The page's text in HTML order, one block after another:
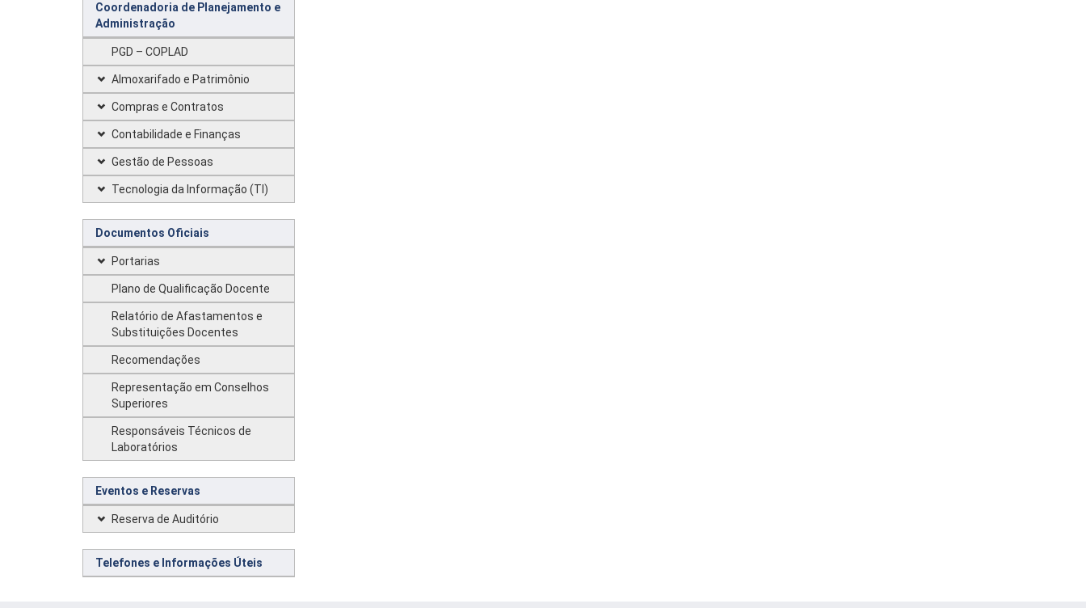
Coordenadoria de Planejamento e
Administração
PGD – COPLAD
Almoxarifado e Patrimônio
Compras e Contratos
Contabilidade e Finanças
Gestão de Pessoas
Tecnologia da Informação (TI)
Documentos Oficiais
Portarias
Plano de Qualificação Docente
Relatório de Afastamentos e
Substituições Docentes
Recomendações
Representação em Conselhos
Superiores
Responsáveis Técnicos de
Laboratórios
Eventos e Reservas
Reserva de Auditório
Telefones e Informações Úteis